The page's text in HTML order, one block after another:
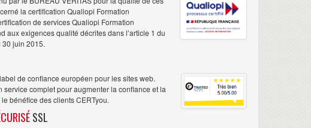
la certification Qualiopi Formation
de services Qualiopi Formation
aux exigences qualité décrites dans l’article 1 du
30 juin 2015.
de confiance européen pour les sites web.
service complet pour augmenter la confiance et la
bénéfice des clients CERTyou.
SSL